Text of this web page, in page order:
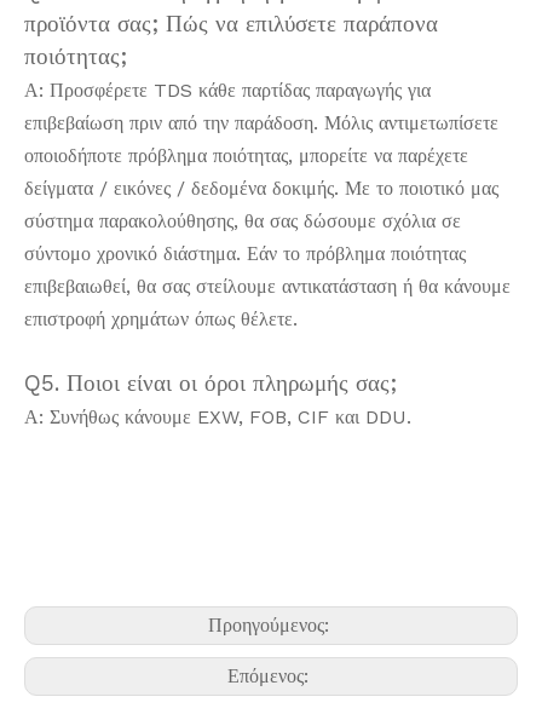
προϊόντα σας; Πώς να επιλύσετε παράπονα
ποιότητας;
Α: Προσφέρετε TDS κάθε παρτίδας παραγωγής για
επιβεβαίωση πριν από την παράδοση. Μόλις αντιμετωπίσετε
οποιοδήποτε πρόβλημα ποιότητας, μπορείτε να παρέχετε
δείγματα / εικόνες / δεδομένα δοκιμής. Με το ποιοτικό μας
σύστημα παρακολούθησης, θα σας δώσουμε σχόλια σε
σύντομο χρονικό διάστημα. Εάν το πρόβλημα ποιότητας
επιβεβαιωθεί, θα σας στείλουμε αντικατάσταση ή θα κάνουμε
επιστροφή χρημάτων όπως θέλετε.
Q5. Ποιοι είναι οι όροι πληρωμής σας;
Α: Συνήθως κάνουμε EXW, FOB, CIF και DDU.
Προηγούμενος:
Επόμενος: